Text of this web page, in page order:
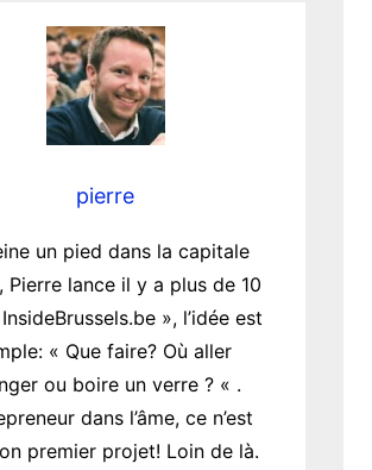
pierre
un pied dans la capitale
Pierre lance il y a plus de 10
», l’idée est
« Que faire? Où aller
ou boire un verre ? « .
dans l’âme, ce n’est
premier projet! Loin de là.